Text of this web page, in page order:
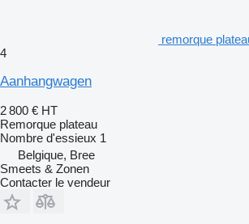
remorque
4
Aanhangwagen
2 800 € HT
Remorque plateau
Nombre d'essieux 1
Belgique, Bree
Smeets & Zonen
Contacter le vendeur